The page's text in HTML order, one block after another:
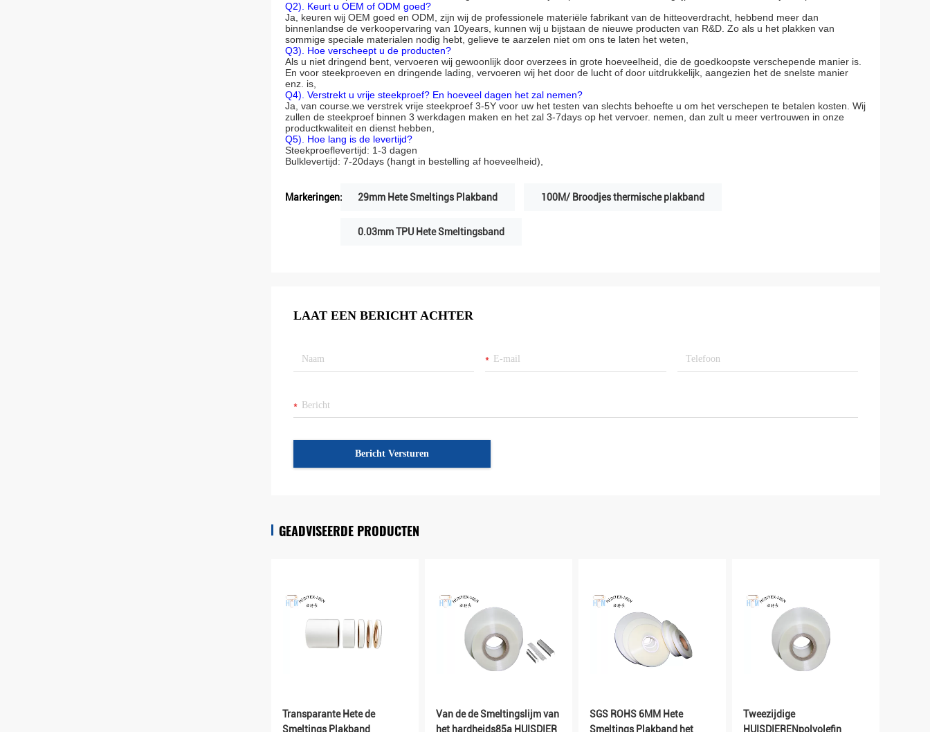
Q2). Keurt u OEM of ODM goed?
Ja, keuren wij OEM goed en ODM, zijn wij de professionele materiële fabrikant van de hitteoverdracht, hebbend meer dan
binnenlandse de verkoopervaring van 10years, kunnen wij u bijstaan de nieuwe producten van R&D. Zo als u het plakken van
sommige speciale materialen nodig hebt, gelieve te aarzelen niet om ons te laten het weten,
Q3). Hoe verscheept u de producten?
Als u niet dringend bent, vervoeren wij gewoonlijk door overzees in grote hoeveelheid, die de goedkoopste verschepende manier is.
En voor steekproeven en dringende lading, vervoeren wij het door de lucht of door uitdrukkelijk, aangezien het de snelste manier
enz. is,
Q4). Verstrekt u vrije steekproef? En hoeveel dagen het zal nemen?
Ja, van course.we verstrek vrije steekproef 3-5Y voor uw het testen van slechts behoefte u om het verschepen te betalen kosten. Wij
zullen de steekproef binnen 3 werkdagen maken en het zal 3-7days op het vervoer. nemen, dan zult u meer vertrouwen in onze
productkwaliteit en dienst hebben,
Q5). Hoe lang is de levertijd?
Steekproeflevertijd: 1-3 dagen
Bulklevertijd: 7-20days (hangt in bestelling af hoeveelheid),
Markeringen: 29mm Hete Smeltings Plakband 100M/ Broodjes thermische plakband
0.03mm TPU Hete Smeltingsband
LAAT EEN BERICHT ACHTER
Bericht Versturen
GEADVISEERDE PRODUCTEN
Transparante Hete de
Smeltings Plakband
Van de de Smeltingslijm van
het hardheids85a HUISDIER
SGS ROHS 6MM Hete
Smeltings Plakband het
Tweezijdige
HUISDIERENpolyolefin